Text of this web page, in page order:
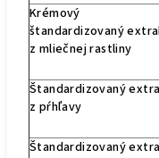
Krémový
štandardizovaný
z mliečnej rastliny
Štandardizovaný
z pŕhľavy
Štandardizovaný